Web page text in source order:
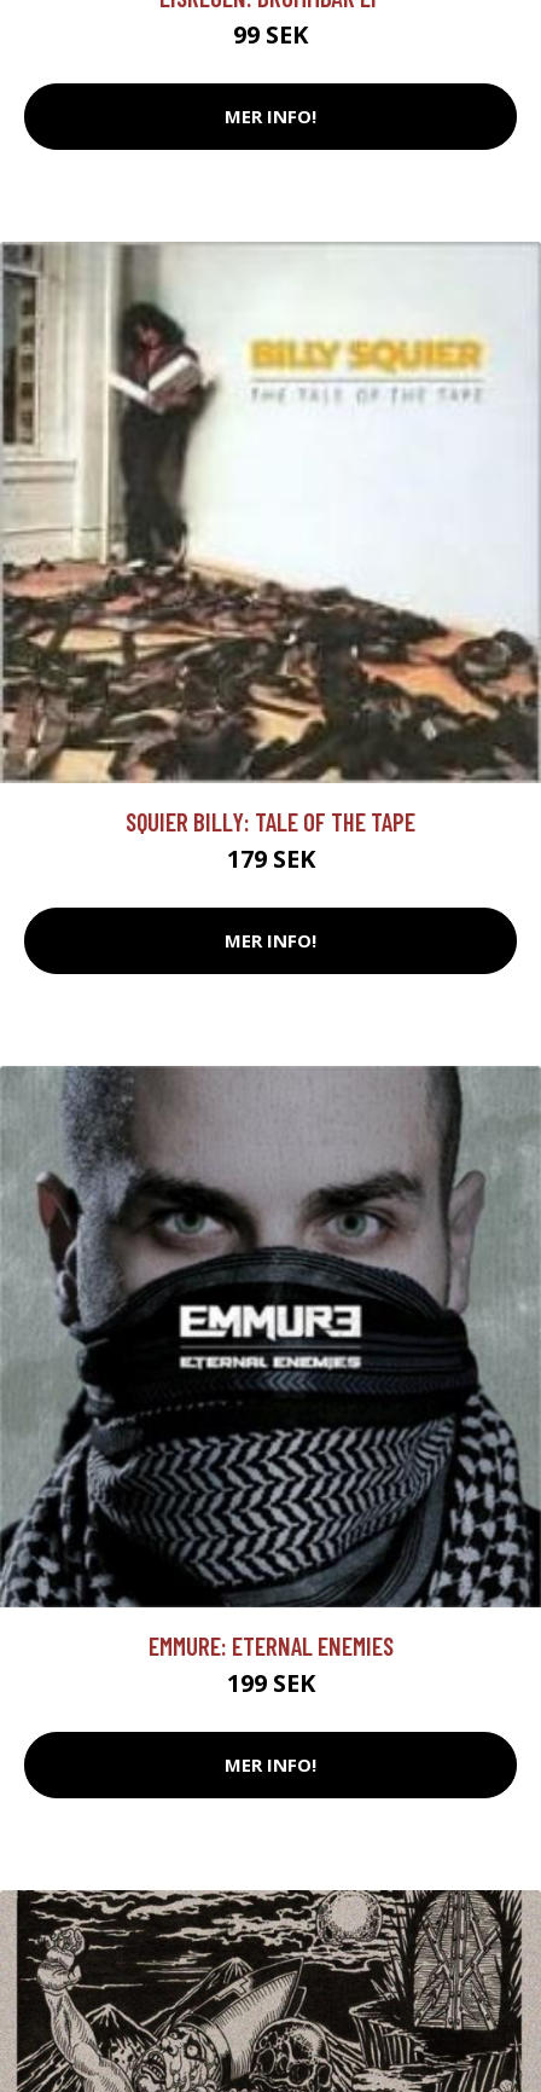
99 SEK
MER INFO!
SQUIER BILLY: TALE OF THE TAPE
179 SEK
MER INFO!
EMMURE: ETERNAL ENEMIES
199 SEK
MER INFO!